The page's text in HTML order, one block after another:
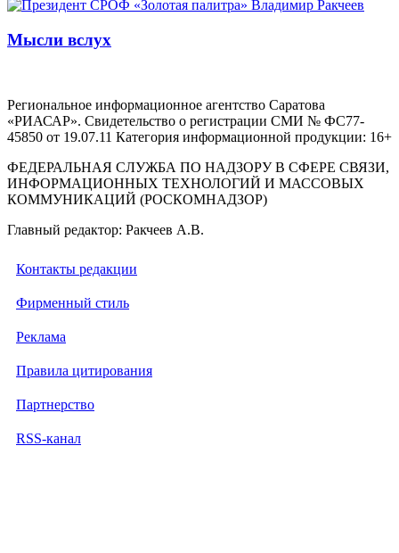
Мысли вслух
Региональное информационное агентство Саратова
«РИАСАР». Свидетельство о регистрации СМИ № ФС77-
45850 от 19.07.11 Категория информационной продукции: 16+
ФЕДЕРАЛЬНАЯ СЛУЖБА ПО НАДЗОРУ В СФЕРЕ СВЯЗИ,
ИНФОРМАЦИОННЫХ ТЕХНОЛОГИЙ И МАССОВЫХ
КОММУНИКАЦИЙ (РОСКОМНАДЗОР)
Главный редактор: Ракчеев А.В.
Контакты редакции
Фирменный стиль
Реклама
Правила цитирования
Партнерство
RSS-канал